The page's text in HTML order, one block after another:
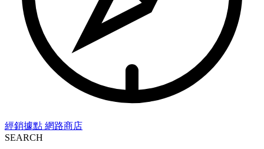
經銷據點 網路商店
SEARCH